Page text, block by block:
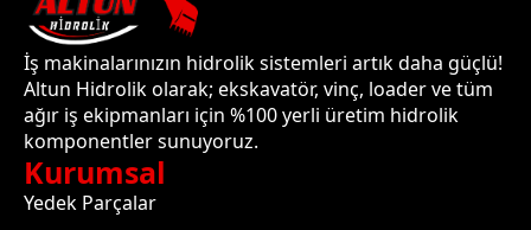
İş makinalarınızın hidrolik sistemleri artık daha güçlü!
Altun Hidrolik olarak; ekskavatör, vinç, loader ve tüm
ağır iş ekipmanları için %100 yerli üretim hidrolik
komponentler sunuyoruz.
Kurumsal
Yedek Parçalar